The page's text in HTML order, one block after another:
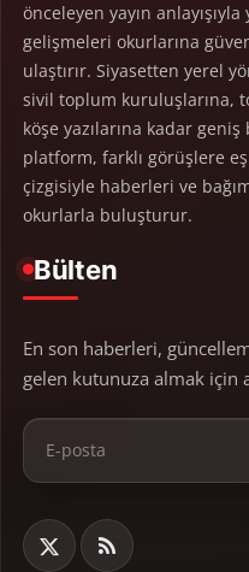
önceleyen yayın
gelişmeleri okurlarına
ulaştırır. Siyasetten yerel
sivil toplum kuruluşlarına,
köşe yazılarına kadar
platform, farklı görüşlere
çizgisiyle haberleri ve
okurlarla buluşturur.
Bülten
En son haberleri,
gelen kutunuza almak için